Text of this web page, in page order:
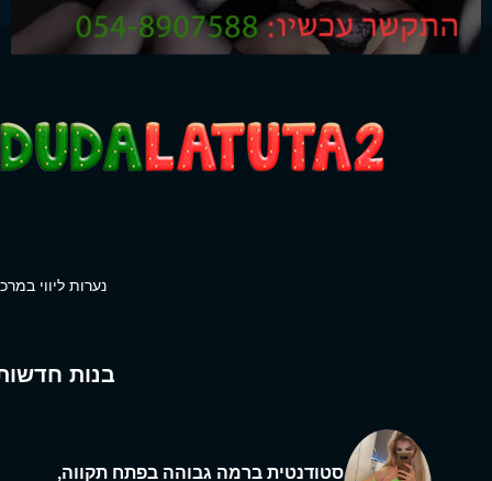
נערות ליווי
בנות
סטודנטית ברמה גבוהה בפתח תקווה,